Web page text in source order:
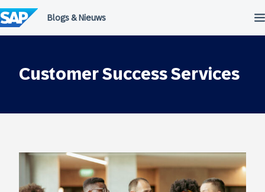
naar
de
inhoud
Customer Success Services